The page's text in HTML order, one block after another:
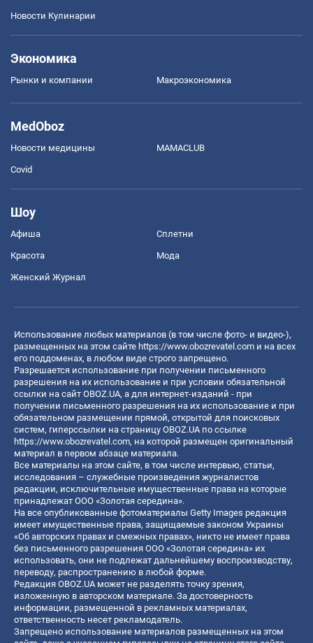
Новости Кулинарии
Экономика
Рынки и компании Mакроэкономика
MedOboz
Новости медицины MAMACLUB
Covid
Шоу
Афиша Сплетни
Красота Мода
Женский Журнал
Использование любых материалов (в том числе фото- и видео-),
размещенных на этом сайте https://www.obozrevatel.com и на всех
его поддоменах, в любом виде строго запрещено.
Разрешается использование при получении письменного
разрешения на их использование и при условии обязательной
ссылки на сайт OBOZ.UA, а для интернет-изданий - при
получении письменного разрешения на их использование и при
обязательном размещении прямой, открытой для поисковых
систем, гиперссылки на страницу OBOZ.UA по ссылке
https://www.obozrevatel.com, на которой размещен оригинальный
материал в первом абзаце материала.
Все материалы на этом сайте, в том числе интервью, статьи,
исследования – служебные произведения журналистов
редакции, исключительные имущественные права на которые
принадлежат ООО «Золотая середина».
На все опубликованные фотоматериалы Getty Images редакция
имеет имущественные права, защищаемые законом Украины
«Об авторских правах и смежных правах», никто не имеет права
без письменного разрешения ООО «Золотая середина» их
использовать, они не подлежат дальнейшему воспроизводству,
переводу, распространению в любой форме.
Редакция OBOZ.UA может не разделять точку зрения,
изложенную в авторском материале. За достоверность
информации, размещенной в рекламных материалах,
ответственность несет рекламодатель.
Запрещено использование материалов размещенных на этом